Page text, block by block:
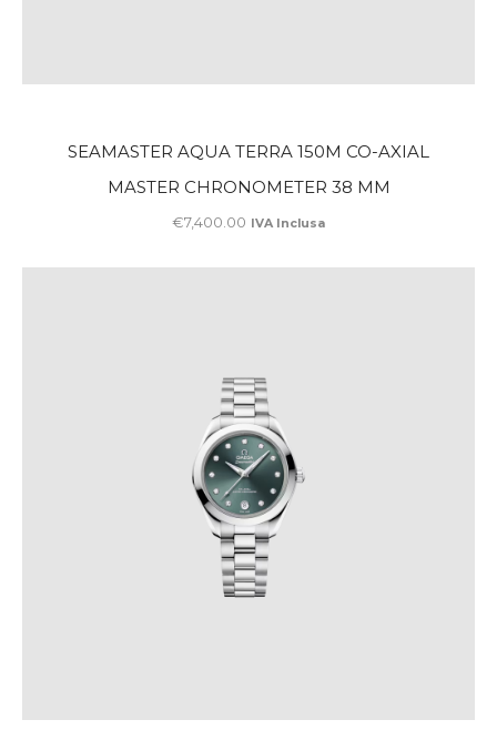
SEAMASTER AQUA TERRA 150M CO-AXIAL
MASTER CHRONOMETER 38 MM
€7,400.00 IVA Inclusa